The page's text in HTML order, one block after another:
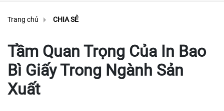
Trang chủ CHIA SẺ
Tầm Quan Trọng Của In Bao
Bì Giấy Trong Ngành Sản
Xuất